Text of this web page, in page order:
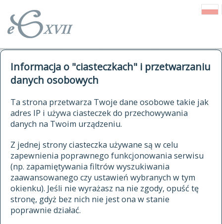
Informacja o "ciasteczkach" i przetwarzaniu
danych osobowych
Ta strona przetwarza Twoje dane osobowe takie jak
adres IP i używa ciasteczek do przechowywania
danych na Twoim urządzeniu.
Z jednej strony ciasteczka używane są w celu
zapewnienia poprawnego funkcjonowania serwisu
(np. zapamiętywania filtrów wyszukiwania
zaawansowanego czy ustawień wybranych w tym
okienku). Jeśli nie wyrażasz na nie zgody, opuść tę
stronę, gdyż bez nich nie jest ona w stanie
poprawnie działać.
autorzy Słownika
historia
publikacje
źródła
autorzy tekstów źródłowych
zasady opracowania
statystyki
najnowsze hasła
ostatnio zmodyfikowane hasła
kwerendy
jak cytować Słownik
ELEKTRONICZNY SŁOWNIK
JĘZYKA POLSKIEGO
XVII I XVIII WIEKU
znajdź hasła
zaczynające się od